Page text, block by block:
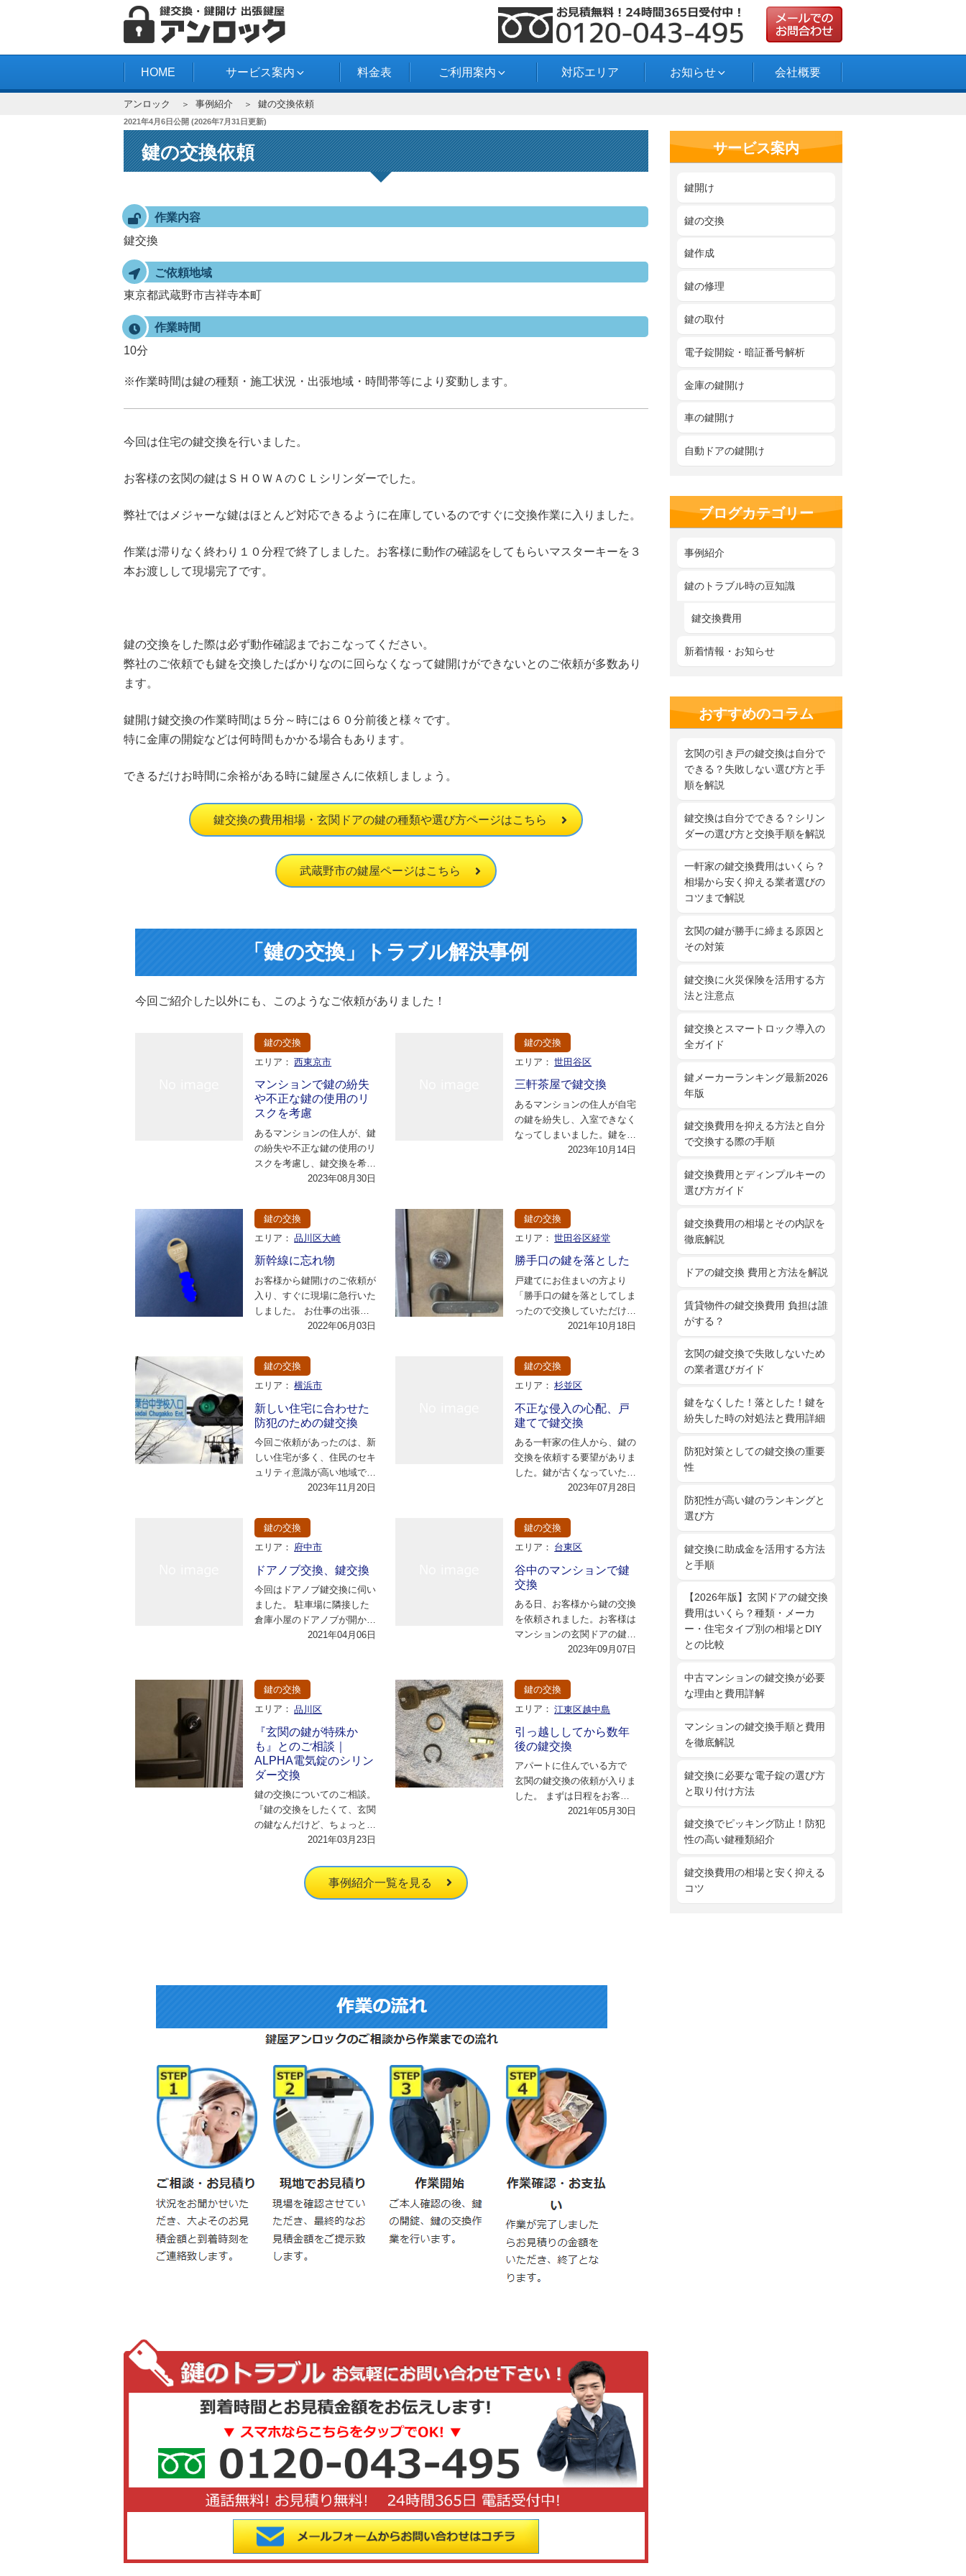
ツ
アンロック
HOME サービス案内 料金表 ご利用案内 対応エリア お知らせ 会社概要
アンロック 事例紹介 鍵の交換依頼
投
稿
日:
2021年4月6日公開 (2026年7月31日更新)
鍵の交換依頼
作業内容
鍵交換
ご依頼地域
東京都武蔵野市吉祥寺本町
作業時間
10分
※作業時間は鍵の種類・施工状況・出張地域・時間帯等により変動します。
今回は住宅の鍵交換を行いました。
お客様の玄関の鍵はＳＨＯＷＡのＣＬシリンダーでした。
弊社ではメジャーな鍵はほとんど対応できるように在庫しているのですぐに交換作業に入りました。
作業は滞りなく終わり１０分程で終了しました。お客様に動作の確認をしてもらいマスターキーを３
本お渡しして現場完了です。
鍵の交換をした際は必ず動作確認までおこなってください。
弊社のご依頼でも鍵を交換したばかりなのに回らなくなって鍵開けができないとのご依頼が多数あり
ます。
鍵開け鍵交換の作業時間は５分～時には６０分前後と様々です。
特に金庫の開錠などは何時間もかかる場合もあります。
できるだけお時間に余裕がある時に鍵屋さんに依頼しましょう。
鍵交換の費用相場・玄関ドアの鍵の種類や選び方ページはこちら
武蔵野市の鍵屋ページはこちら
「鍵の交換」トラブル解決事例
今回ご紹介した以外にも、このようなご依頼がありました！
鍵の交換
エリア： 西東京市
マンションで鍵の紛失
や不正な鍵の使用のリ
スクを考慮
あるマンションの住人が、鍵
の紛失や不正な鍵の使用のリ
スクを考慮し、鍵交換を希望
しました。また、セキュリテ
2023年08月30日
鍵の交換
エリア： 世田谷区
三軒茶屋で鍵交換
あるマンションの住人が自宅
の鍵を紛失し、入室できなく
なってしまいました。鍵を見
つけることができず、早急に
2023年10月14日
鍵の交換
エリア： 品川区大崎
新幹線に忘れ物
お客様から鍵開けのご依頼が
入り、すぐに現場に急行いた
しました。 お仕事の出張で
大阪まで行っておられたそう
2022年06月03日
鍵の交換
エリア： 世田谷区経堂
勝手口の鍵を落とした
戸建てにお住まいの方より
「勝手口の鍵を落としてしま
ったので交換していただけま
すか。」とのご依頼です。
2021年10月18日
鍵の交換
エリア： 横浜市
新しい住宅に合わせた
防犯のための鍵交換
今回ご依頼があったのは、新
しい住宅が多く、住民のセキ
ュリティ意識が高い地域で
す。この地域で、一軒家の鍵
2023年11月20日
鍵の交換
エリア： 杉並区
不正な侵入の心配、戸
建てで鍵交換
ある一軒家の住人から、鍵の
交換を依頼する要望がありま
した。鍵が古くなっていたた
め、不正な侵入の心配があり
2023年07月28日
鍵の交換
エリア： 府中市
ドアノブ交換、鍵交換
今回はドアノブ鍵交換に伺い
ました。 駐車場に隣接した
倉庫小屋のドアノブが開かな
くなったので見て欲しいとい
2021年04月06日
鍵の交換
エリア： 台東区
谷中のマンションで鍵
交換
ある日、お客様から鍵の交換
を依頼されました。お客様は
マンションの玄関ドアの鍵が
古くなってしまい、施錠が困
2023年09月07日
鍵の交換
エリア： 品川区
『玄関の鍵が特殊か
も』とのご相談｜
ALPHA電気錠のシリン
ダー交換
鍵の交換についてのご相談。
『鍵の交換をしたくて、玄関
の鍵なんだけど、ちょっと特
殊なものかもしれない』と落
2021年03月23日
鍵の交換
エリア： 江東区越中島
引っ越ししてから数年
後の鍵交換
アパートに住んでいる方で
玄関の鍵交換の依頼が入りま
した。 まずは日程をお客様
のご都合に合わせて調整し、
2021年05月30日
事例紹介一覧を見る
サービス案内
鍵開け
鍵の交換
鍵作成
鍵の修理
鍵の取付
電子錠開錠・暗証番号解析
金庫の鍵開け
車の鍵開け
自動ドアの鍵開け
ブログカテゴリー
事例紹介
鍵のトラブル時の豆知識
鍵交換費用
新着情報・お知らせ
おすすめのコラム
玄関の引き戸の鍵交換は自分で
できる？失敗しない選び方と手
順を解説
鍵交換は自分でできる？シリン
ダーの選び方と交換手順を解説
一軒家の鍵交換費用はいくら？
相場から安く抑える業者選びの
コツまで解説
玄関の鍵が勝手に締まる原因と
その対策
鍵交換に火災保険を活用する方
法と注意点
鍵交換とスマートロック導入の
全ガイド
鍵メーカーランキング最新2026
年版
鍵交換費用を抑える方法と自分
で交換する際の手順
鍵交換費用とディンプルキーの
選び方ガイド
鍵交換費用の相場とその内訳を
徹底解説
ドアの鍵交換 費用と方法を解説
賃貸物件の鍵交換費用 負担は誰
がする？
玄関の鍵交換で失敗しないため
の業者選びガイド
鍵をなくした！落とした！鍵を
紛失した時の対処法と費用詳細
防犯対策としての鍵交換の重要
性
防犯性が高い鍵のランキングと
選び方
鍵交換に助成金を活用する方法
と手順
【2026年版】玄関ドアの鍵交換
費用はいくら？種類・メーカ
ー・住宅タイプ別の相場とDIY
との比較
中古マンションの鍵交換が必要
な理由と費用詳解
マンションの鍵交換手順と費用
を徹底解説
鍵交換に必要な電子錠の選び方
と取り付け方法
鍵交換でピッキング防止！防犯
性の高い鍵種類紹介
鍵交換費用の相場と安く抑える
コツ